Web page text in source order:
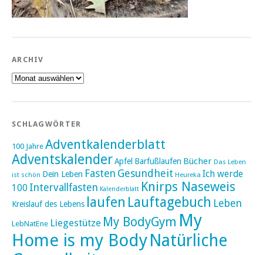
ARCHIV
Archiv
SCHLAGWÖRTER
100 Jahre Adventkalenderblatt
AdventskalenderApfel Barfußlaufen Bücher Das Leben
ist schön Dein Leben Fasten Gesundheit Heureka Ich werde
100 Intervallfasten Kalenderblatt Knirps Naseweis
Kreislauf des Lebens laufen Lauftagebuch Leben
LebNatEne Liegestütze My BodyGym My
Home is my BodyNatürliche